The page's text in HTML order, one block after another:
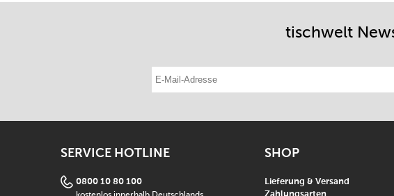
tischwelt
E-Mail-Adresse eintragen
SERVICE HOTLINE
0800 10 80 100
SHOP
Lieferung & Versand